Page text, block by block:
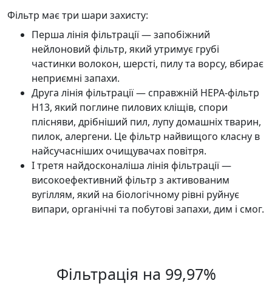
Фільтр має три шари захисту:
Перша лінія фільтрації — запобіжний
нейлоновий фільтр, який утримує грубі
частинки волокон, шерсті, пилу та ворсу, вбирає
неприємні запахи.
Друга лінія фільтрації — справжній НЕРА-фільтр
H13, який поглине пилових кліщів, спори
плісняви, дрібніший пил, лупу домашніх тварин,
пилок, алергени. Це фільтр найвищого класну в
найсучасніших очищувачах повітря.
І третя найдосконаліша лінія фільтрації —
високоефективний фільтр з активованим
вугіллям, який на біологічному рівні руйнує
випари, органічні та побутові запахи, дим і смог.
Фільтрація на 99,97%